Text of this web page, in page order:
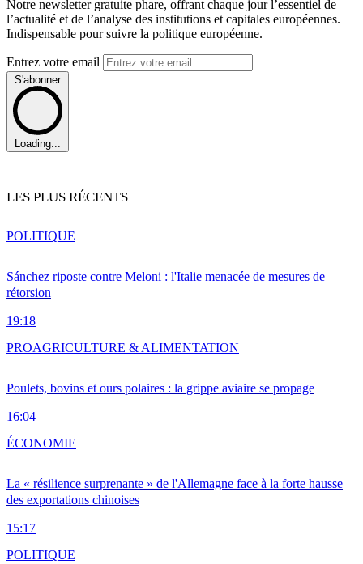
Notre newsletter gratuite phare, offrant chaque jour l’essentiel de
l’actualité et de l’analyse des institutions et capitales européennes.
Indispensable pour suivre la politique européenne.
Entrez votre email
S'abonner
Loading...
LES PLUS RÉCENTS
Sánchez riposte contre Meloni : l'Italie menacée de mesures de
rétorsion
19:18
POLITIQUE
Poulets, bovins et ours polaires : la grippe aviaire se propage
16:04
PROAGRICULTURE & ALIMENTATION
La « résilience surprenante » de l'Allemagne face à la forte hausse
des exportations chinoises
15:17
ÉCONOMIE
POLITIQUE